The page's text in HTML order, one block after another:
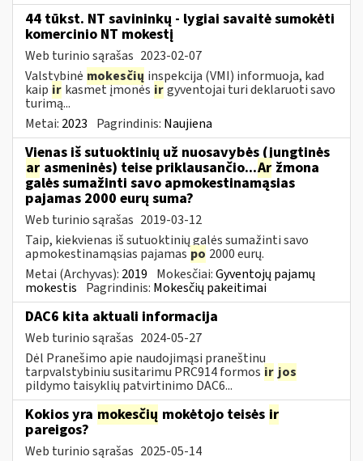
44 tūkst. NT savininkų - lygiai savaitė sumokėti
komercinio NT mokestį
Web turinio sąrašas 2023-02-07
Valstybinė mokesčių inspekcija (VMI) informuoja, kad
kaip ir kasmet įmonės irgyventojai turi deklaruoti savo
turimą...
Metai: 2023 Pagrindinis: Naujiena
Vienas iš sutuoktinių už nuosavybės (jungtinės
ar asmeninės) teise priklausančio...Ar žmona
galės sumažinti savo apmokestinamąsias
pajamas 2000 eurų suma?
Web turinio sąrašas 2019-03-12
Taip, kiekvienas iš sutuoktinių galės sumažinti savo
apmokestinamąsias pajamas po 2000 eurų.
Metai (Archyvas): 2019 Mokesčiai:Gyventojų pajamų
mokestis Pagrindinis: Mokesčių pakeitimai
DAC6 kita aktuali informacija
Web turinio sąrašas 2024-05-27
Dėl Pranešimo apie naudojimąsi praneštinu
tarpvalstybiniu susitarimu PRC914 formos ir jos
pildymo taisyklių patvirtinimo DAC6...
Kokios yra mokesčių mokėtojo teisės ir
pareigos?
Web turinio sąrašas 2025-05-14